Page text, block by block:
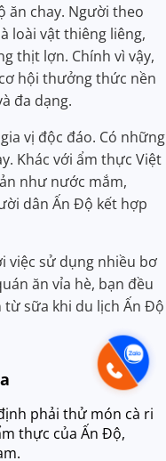
ăn chay. Người theo
loài vật thiêng liêng,
thịt lợn. Chính vì vậy,
hội thưởng thức nền
đa dạng.
vị độc đáo. Có những
Khác với ẩm thực Việt
như nước mắm,
dân Ấn Độ kết hợp
việc sử dụng nhiều bơ
ăn vỉa hè, bạn đều
từ sữa khi du lịch Ấn Độ
phải thử món cà ri
thực của Ấn Độ,